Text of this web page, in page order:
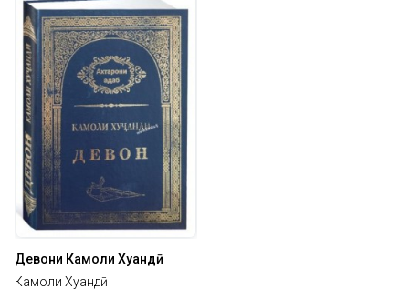
Девони Камоли Хуҷандӣ
Камоли Хуҷандӣ